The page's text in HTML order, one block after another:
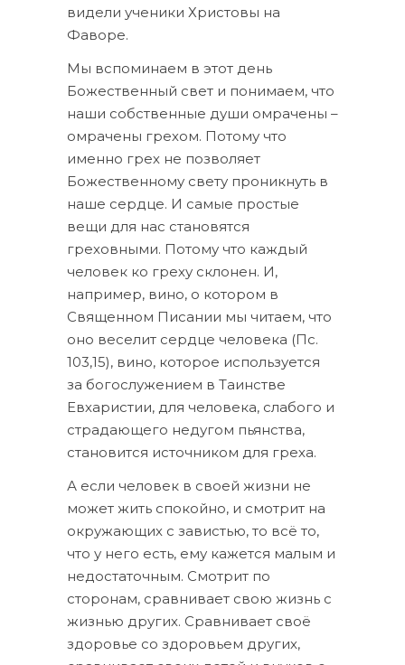
видели ученики Христовы на
Фаворе.
Мы вспоминаем в этот день
Божественный свет и понимаем, что
наши собственные души омрачены –
омрачены грехом. Потому что
именно грех не позволяет
Божественному свету проникнуть в
наше сердце. И самые простые
вещи для нас становятся
греховными. Потому что каждый
человек ко греху склонен. И,
например, вино, о котором в
Священном Писании мы читаем, что
оно веселит сердце человека (Пс.
103,15), вино, которое используется
за богослужением в Таинстве
Евхаристии, для человека, слабого и
страдающего недугом пьянства,
становится источником для греха.
А если человек в своей жизни не
может жить спокойно, и смотрит на
окружающих с завистью, то всё то,
что у него есть, ему кажется малым и
недостаточным. Смотрит по
сторонам, сравнивает свою жизнь с
жизнью других. Сравнивает своё
здоровье со здоровьем других,